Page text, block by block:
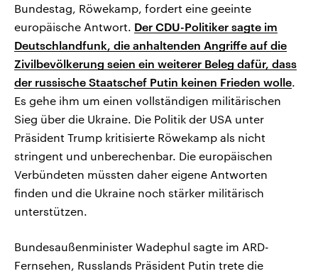
Bundestag, Röwekamp, fordert eine geeinte
europäische Antwort. Der CDU-Politiker sagte im
Deutschlandfunk, die anhaltenden Angriffe auf die
Zivilbevölkerung seien ein weiterer Beleg dafür, dass
der russische Staatschef Putin keinen Frieden wolle.
Es gehe ihm um einen vollständigen militärischen
Sieg über die Ukraine. Die Politik der USA unter
Präsident Trump kritisierte Röwekamp als nicht
stringent und unberechenbar. Die europäischen
Verbündeten müssten daher eigene Antworten
finden und die Ukraine noch stärker militärisch
unterstützen.
Bundesaußenminister Wadephul sagte im ARD-
Fernsehen, Russlands Präsident Putin trete die